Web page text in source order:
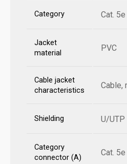
Category Cat. 5e
Jacket
material
PVC
Cable jacket
characteristics
Cable,
Shielding U/UTP
Category
connector (A)
Cat. 5e